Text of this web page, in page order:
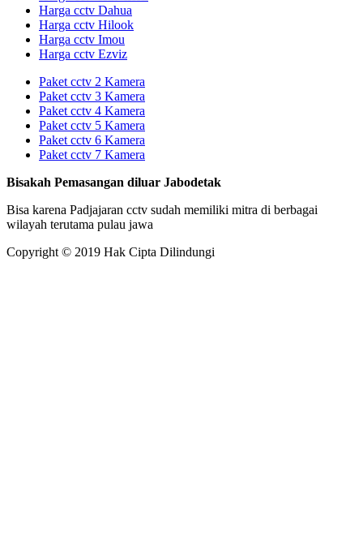
Harga cctv Dahua
Harga cctv Hilook
Harga cctv Imou
Harga cctv Ezviz
Paket cctv 2 Kamera
Paket cctv 3 Kamera
Paket cctv 4 Kamera
Paket cctv 5 Kamera
Paket cctv 6 Kamera
Paket cctv 7 Kamera
Bisakah Pemasangan diluar Jabodetak
Bisa karena Padjajaran cctv sudah memiliki mitra di berbagai
wilayah terutama pulau jawa
Copyright © 2019 Hak Cipta Dilindungi